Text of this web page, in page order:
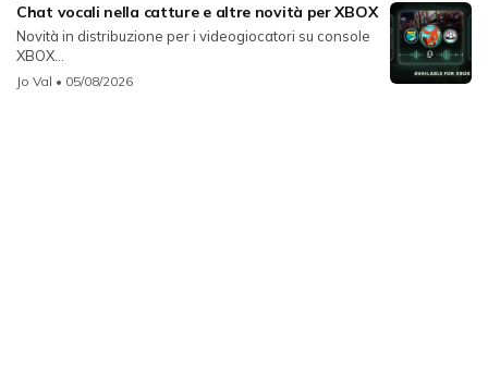
Chat vocali nella catture e altre novità per XBOX
Novità in distribuzione per i videogiocatori su console
XBOX...
Jo Val • 05/08/2026